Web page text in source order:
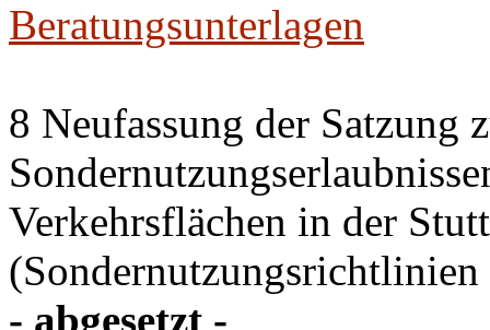
Beratungsunterlagen
8 Neufassung der Satzung
Verkehrsflächen in der
(Sondernutzungsrichtlinien
- abgesetzt -